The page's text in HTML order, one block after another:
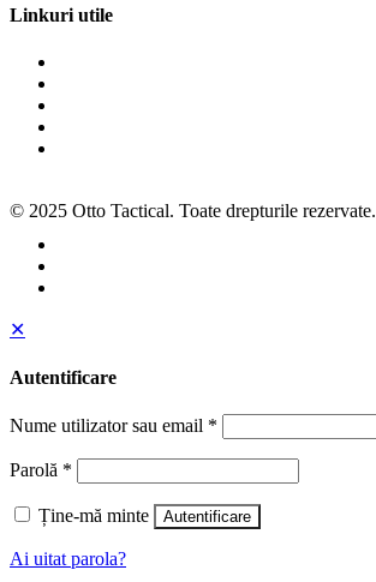
Linkuri utile
© 2025 Otto Tactical. Toate drepturile rezervate.
✕
Autentificare
Nume utilizator sau email *
Parolă *
Ține-mă minte Autentificare
Ai uitat parola?